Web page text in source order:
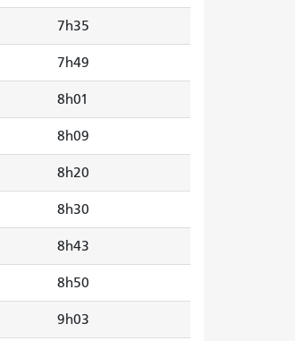
7h35
7h49
8h01
8h09
8h20
8h30
8h43
8h50
9h03